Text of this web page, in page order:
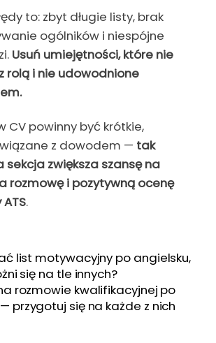
to: zbyt długie listy, brak
ogólników i niespójne
Usuń umiejętności, które nie
rolą i nie udowodnione
CV powinny być krótkie,
z dowodem — tak
zwiększa szansę na
rozmowę i pozytywną ocenę
.
list motywacyjny po angielsku,
się na tle innych?
rozmowie kwalifikacyjnej po
przygotuj się na każde z nich